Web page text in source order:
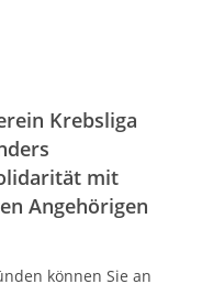
Krebsliga
mit
Angehörigen
können Sie an